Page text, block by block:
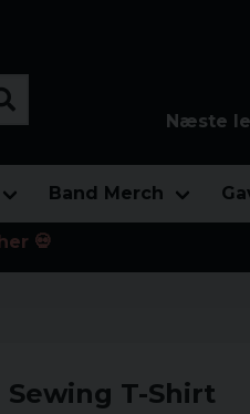
Næste
Band Merch
💀
Sewing T-Shirt